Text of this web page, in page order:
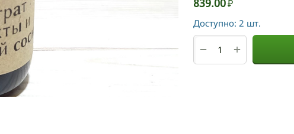
839.00₽
Доступно: 2 шт.
+
−